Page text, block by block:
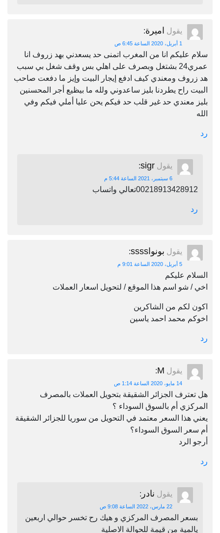
يقول اميرة:
1 أبريل، 2020 الساعة 6:45 ص
سلام عليكم انا من المغرب اتمنى حد يسعدني بهد زروف انا
عمري24 بشتغل وبصرف على اهلي بس وقف شغل بي سبب
هد زروف ومعندي كيف ادفع إيجار البيت وإيز ما دفعت صاحب
البيت راح يطردنا بليز ساعدوني ولله ما بيظيع أجر المحسنين
بليز معندي حد غير قلب حد فيكم يحن عليا أملي فيكم وفي
الله
رد
يقول sigr
:
6 سبتمبر، 2021 الساعة 5:44 م
00218913428912تعالي واتساب
رد
يقول بونواssss :
5 أبريل، 2020 الساعة 9:01 م
السلام عليكم
اخي / شو اسم هذا الموقع / لتحويل اسعار العملات
اكون لكم من الشاكرين
اخوكم محمد احمد ياسين
رد
يقول M
:
14 مايو، 2020 الساعة 1:14 ص
هل تعترف الجزائر الشقيقة بتحويل العملات بالمصرف
المركزي أم بالسوق السوداء ؟
يعني هذا السعر معتمد في التحويل من سوريا للجزائر الشقيقة
أم سعر السوق السوداء؟
أرجو الرد
رد
يقول نادر :
22 مارس، 2022 الساعة 9:08 ص
بسعر المصرف المركزي و هيك رح تخسر حوالي اربعين
يالمية من قيمة للحوالة الاصلية